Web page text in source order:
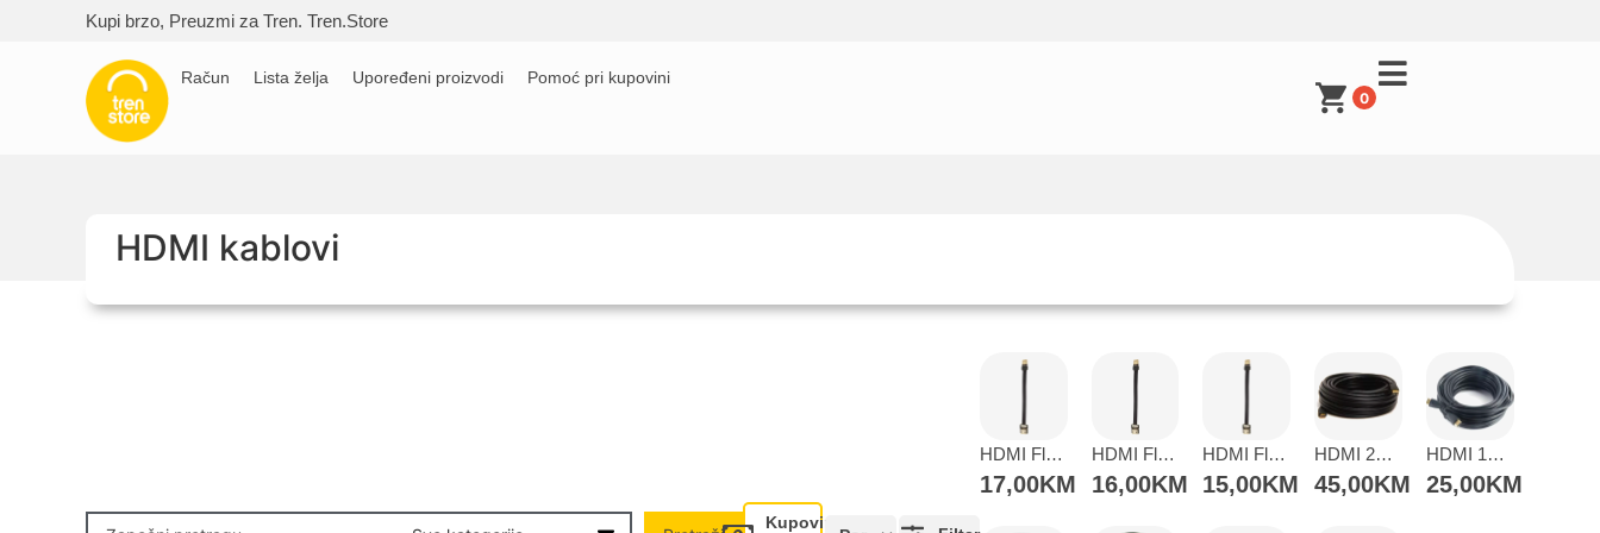
Kupi brzo, Preuzmi za Tren. Tren.Store
Račun Lista želja Upoređeni proizvodi Pomoć pri kupovini
0
HDMI kablovi
Kupovina
HDMI Flat kabal ženski na muški 30cm
17,00KM
HDMI Flat kabal ženski na muški 20cm
16,00KM
HDMI Flat kabal ženski na muški 15cm
15,00KM
HDMI 20 metara
45,00KM
HDMI 15 metara
25,00KM
Lista želja
Upoređeni proizvodi